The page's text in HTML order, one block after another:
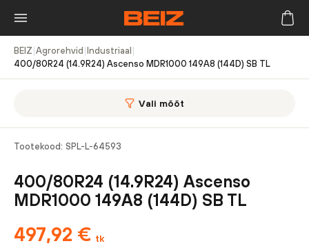
BEIZ Agrorehvid Industriaal
400/80R24 (14.9R24) Ascenso MDR1000 149A8 (144D) SB TL
Vali mõõt
Tootekood: SPL-L-64593
400/80R24 (14.9R24) Ascenso
MDR1000 149A8 (144D) SB TL
497,92 € tk